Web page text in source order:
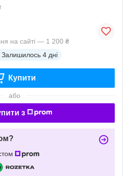
на сайті — 1 200 ₴
Залишилось 4 дні
Купити
або
з